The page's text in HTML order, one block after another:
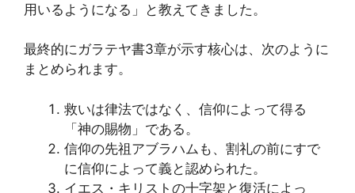
用いるようになる」と教えてきました。
最終的にガラテヤ書3章が示す核心は、次のように
まとめられます。
救いは律法ではなく、信仰によって得る
「神の賜物」である。
信仰の先祖アブラハムも、割礼の前にすで
に信仰によって義と認められた。
イエス・キリストの十字架と復活によっ